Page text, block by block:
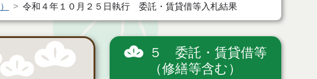
令和４年１０月２５日執行 委託・賃貸借等入札結果
５ 委託・賃貸借等
（修繕等含む）